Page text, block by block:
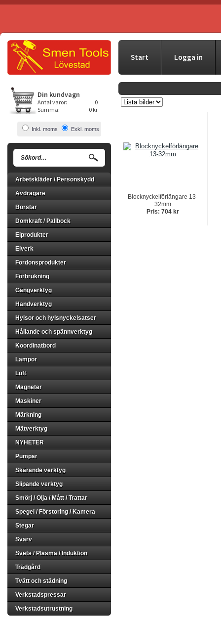
Start Logga in
Din kundvagn
Antal varor:
0
Summa:
0 kr
Inkl. moms Exkl. moms
Arbetskläder / Personskydd
Avdragare
Borstar
Domkraft / Pallbock
Elprodukter
Elverk
Fordonsprodukter
Förbrukning
Gängverktyg
Handverktyg
Hylsor och hylsnyckelsatser
Hållande och spännverktyg
Koordinatbord
Lampor
Luft
Magneter
Maskiner
Märkning
Mätverktyg
NYHETER
Pumpar
Skärande verktyg
Slipande verktyg
Smörj / Olja / Mått / Trattar
Spegel / Förstoring / Kamera
Stegar
Svarv
Svets / Plasma / Induktion
Trädgård
Tvätt och städning
Verkstadspressar
Verkstadsutrustning
Blocknyckelförlängare 13-
32mm
Pris: 704 kr